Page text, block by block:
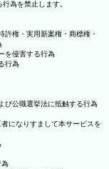
為を禁止します。
許権・実用新案権・商標権・
を侵害する行為
行為
び公職選挙法に抵触する行為
になりすまして本サービスを
為